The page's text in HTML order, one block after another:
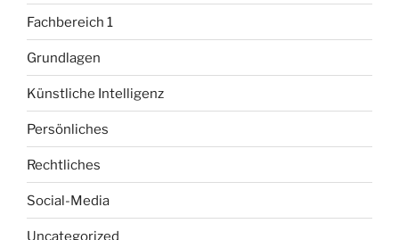
Fachbereich 1
Grundlagen
Künstliche Intelligenz
Persönliches
Rechtliches
Social-Media
Uncategorized